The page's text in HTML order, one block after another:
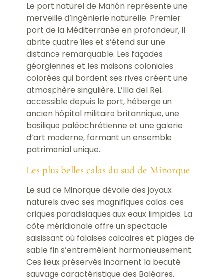
Le port naturel de Mahón représente une
merveille d’ingénierie naturelle. Premier
port de la Méditerranée en profondeur, il
abrite quatre îles et s’étend sur une
distance remarquable. Les façades
géorgiennes et les maisons coloniales
colorées qui bordent ses rives créent une
atmosphère singulière. L’Illa del Rei,
accessible depuis le port, héberge un
ancien hôpital militaire britannique, une
basilique paléochrétienne et une galerie
d’art moderne, formant un ensemble
patrimonial unique.
Les plus belles calas du sud de Minorque
Le sud de Minorque dévoile des joyaux
naturels avec ses magnifiques calas, ces
criques paradisiaques aux eaux limpides. La
côte méridionale offre un spectacle
saisissant où falaises calcaires et plages de
sable fin s’entremêlent harmonieusement.
Ces lieux préservés incarnent la beauté
sauvage caractéristique des Baléares.